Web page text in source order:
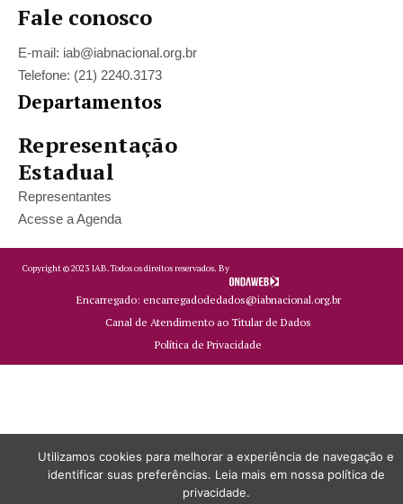
Fale conosco
E-mail: iab@iabnacional.org.br
Telefone: (21) 2240.3173
Departamentos
Representação
Estadual
Representantes
Acesse a Agenda
Copyright ©2023 IAB.Todos os direitos reservados. By
Encarregado: encarregadodedados@iabnacional.org.br
Canal de Atendimento ao Titular de Dados
Política de Privacidade
Utilizamos cookies para melhorar a experiência de navegação e
identificar suas preferências. Leia mais em nossa política de
privacidade.